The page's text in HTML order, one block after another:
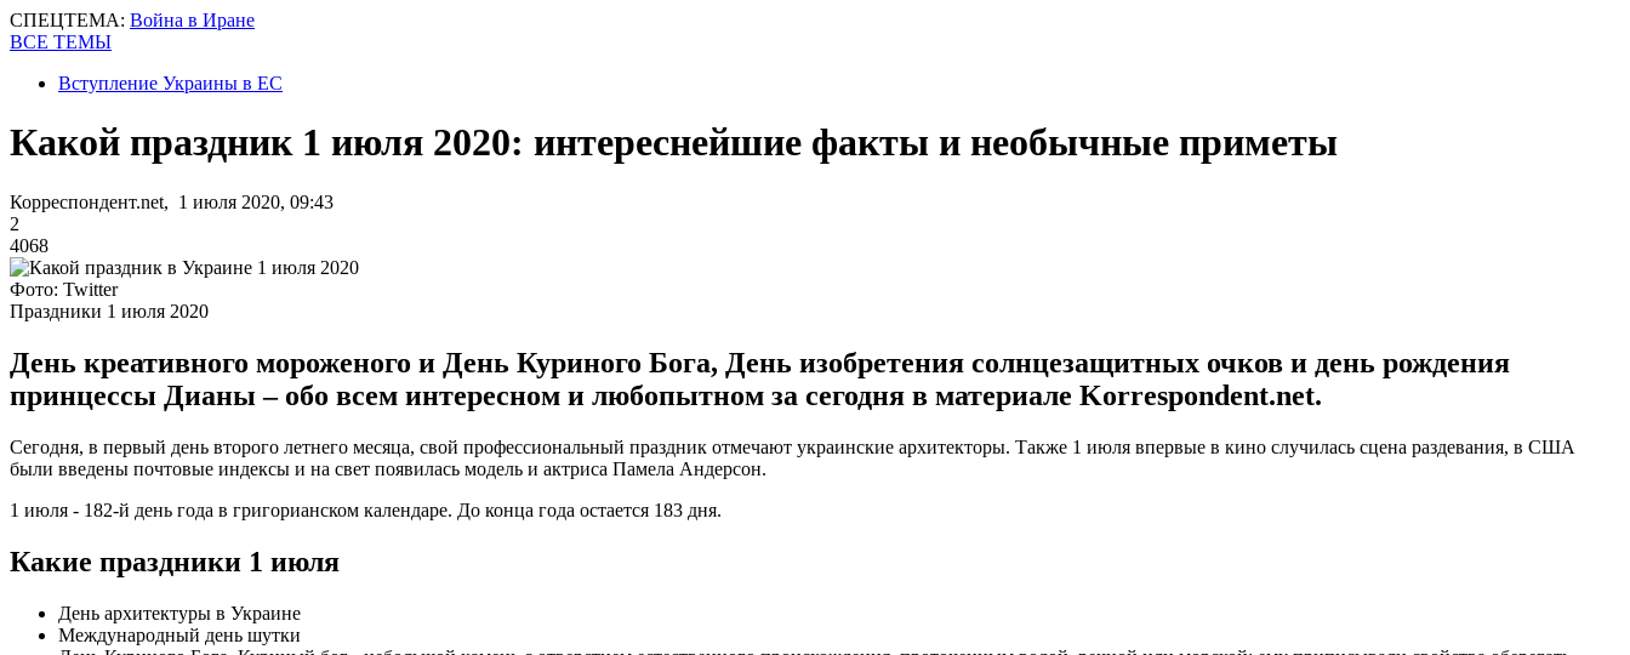
СПЕЦТЕМА: Война в Иране
ВСЕ ТЕМЫ
Вступление Украины в ЕС
Какой праздник 1 июля 2020: интереснейшие факты и необычные приметы
Корреспондент.net, 1 июля 2020, 09:43
2
4068
Фото: Twitter
Праздники 1 июля 2020
День креативного мороженого и День Куриного Бога, День изобретения солнцезащитных очков и день рождения
принцессы Дианы – обо всем интересном и любопытном за сегодня в материале Korrespondent.net.
Сегодня, в первый день второго летнего месяца, свой профессиональный праздник отмечают украинские архитекторы. Также 1 июля впервые в кино случилась сцена раздевания, в США
были введены почтовые индексы и на свет появилась модель и актриса Памела Андерсон.
1 июля - 182-й день года в григорианском календаре. До конца года остается 183 дня.
Какие праздники 1 июля
День архитектуры в Украине
Международный день шутки